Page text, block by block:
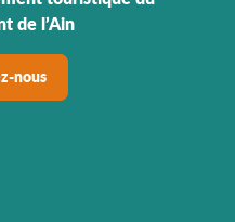
de l’Ain
nous